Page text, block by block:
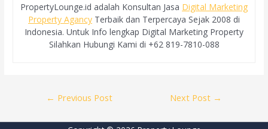
PropertyLounge.id adalah Konsultan Jasa Digital Marketing
Property Agancy Terbaik dan Terpercaya Sejak 2008 di
Indonesia. Untuk Info lengkap Digital Marketing Property
Silahkan Hubungi Kami di +62 819-7810-088
← Previous Post Next Post →